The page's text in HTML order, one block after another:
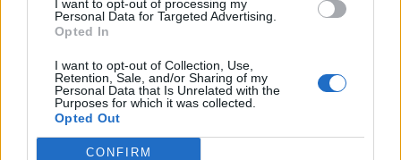
I want to opt-out of processing my
Personal Data for Targeted Advertising.
Opted In
I want to opt-out of Collection, Use,
Retention, Sale, and/or Sharing of my
Personal Data that Is Unrelated with the
Purposes for which it was collected.
Opted Out
CONFIRM
Πινακίδες κυκλοφορίας: Πώς θα μπει τέλος στις
χρονοβόρες διαδικασίες
07:59
Καναδάς: Σε κατάσταση έκτακτης ανάγκης η Βρετανική
Κολομβία εξαιτίας των πυρκαγιών